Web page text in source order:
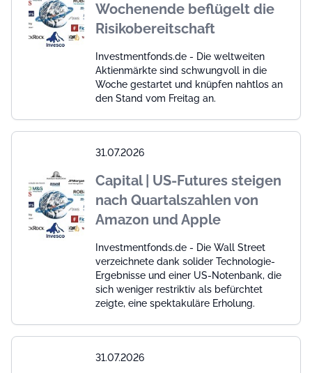
Wochenende beflügelt die
Risikobereitschaft
Investmentfonds.de - Die weltweiten
Aktienmärkte sind schwungvoll in die
Woche gestartet und knüpfen nahtlos an
den Stand vom Freitag an.
31.07.2026
Capital | US-Futures steigen
nach Quartalszahlen von
Amazon und Apple
Investmentfonds.de - Die Wall Street
verzeichnete dank solider Technologie-
Ergebnisse und einer US-Notenbank, die
sich weniger restriktiv als befürchtet
zeigte, eine spektakuläre Erholung.
31.07.2026